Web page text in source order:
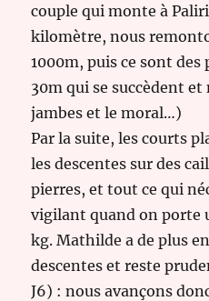
couple qui monte à
kilomètre, nous
1000m, puis ce sont
30m qui se succèdent
jambes et le moral…)
Par la suite, les courts
les descentes sur des
pierres, et tout ce qui
vigilant quand on porte
kg. Mathilde a de plus
descentes et reste
J6) : nous avançons